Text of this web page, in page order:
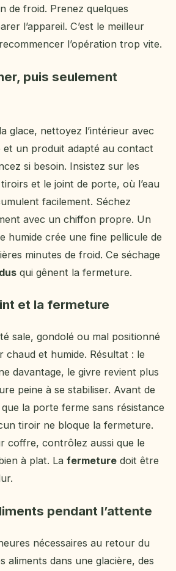
de froid. Prenez quelques
l’appareil. C’est le meilleur
l’opération trop vite.
puis seulement
glace, nettoyez l’intérieur avec
et un produit adapté au contact
si besoin. Insistez sur les
et le joint de porte, où l’eau
facilement. Séchez
avec un chiffon propre. Un
humide crée une fine pellicule de
minutes de froid. Ce séchage
qui gênent la fermeture.
et la fermeture
sale, gondolé ou mal positionné
chaud et humide. Résultat : le
davantage, le givre revient plus
peine à se stabiliser. Avant de
la porte ferme sans résistance
tiroir ne bloque la fermeture.
coffre, contrôlez aussi que le
à plat. La fermeture doit être
pendant l’attente
nécessaires au retour du
aliments dans une glacière, des